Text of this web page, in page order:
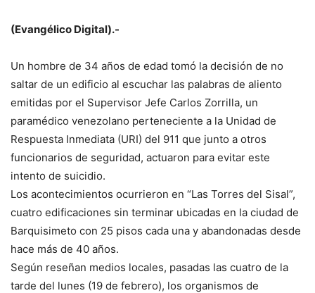
(Evangélico Digital).-
Un hombre de 34 años de edad tomó la decisión de no
saltar de un edificio al escuchar las palabras de aliento
emitidas por el Supervisor Jefe Carlos Zorrilla, un
paramédico venezolano perteneciente a la Unidad de
Respuesta Inmediata (URI) del 911 que junto a otros
funcionarios de seguridad, actuaron para evitar este
intento de suicidio.
Los acontecimientos ocurrieron en “Las Torres del Sisal”,
cuatro edificaciones sin terminar ubicadas en la ciudad de
Barquisimeto con 25 pisos cada una y abandonadas desde
hace más de 40 años.
Según reseñan medios locales, pasadas las cuatro de la
tarde del lunes (19 de febrero), los organismos de